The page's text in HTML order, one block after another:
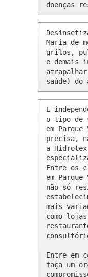
doenças
Maria de
grilos,
e demais
saúde) do
E
o tipo de
em
precisa,
a
Entre os
em
não só
mais
como
Entre em
faça um